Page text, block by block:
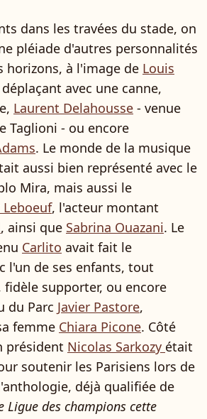
dans les travées du stade, on
pléiade d'autres personnalités
horizons, à l'image de Louis
avec une canne,
Laurent Delahousse - venue
Taglioni - ou encore
. Le monde de la musique
aussi bien représenté avec le
Mira, mais aussi le
Leboeuf, l'acteur montant
, ainsi que Sabrina Ouazani. Le
Carlito avait fait le
l'un de ses enfants, tout
fidèle supporter, ou encore
du Parc Javier Pastore,
femme Chiara Picone. Côté
président Nicolas Sarkozy était
soutenir les Parisiens lors de
déjà qualifiée de
Ligue des champions cette